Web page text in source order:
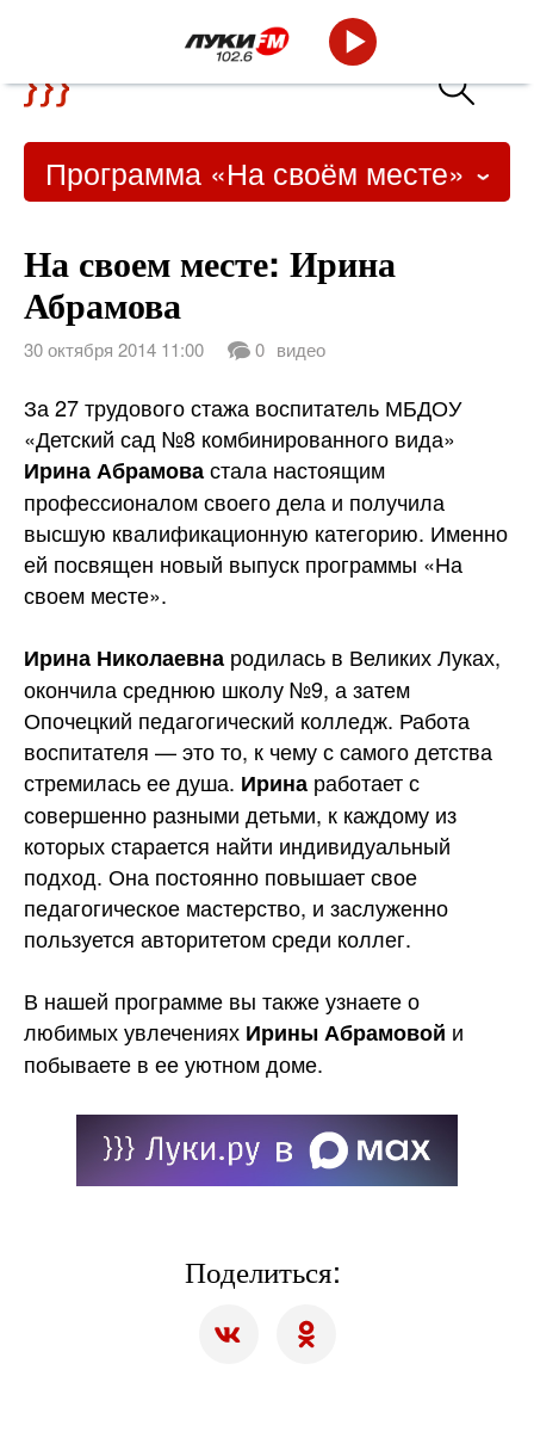
Программа «На своём месте»
На своем месте: Ирина
Абрамова
30 октября 2014 11:00 0 видео
За 27 трудового стажа воспитатель МБДОУ
«Детский сад №8 комбинированного вида»
Ирина Абрамовастала настоящим
профессионалом своего дела и получила
высшую квалификационную категорию. Именно
ей посвящен новый выпуск программы «На
своем месте».
Ирина Николаевна родилась в Великих Луках,
окончила среднюю школу №9, а затем
Опочецкий педагогический колледж. Работа
воспитателя — это то, к чему с самого детства
стремилась ее душа. Ирина работает с
совершенно разными детьми, к каждому из
которых старается найти индивидуальный
подход. Она постоянно повышает свое
педагогическое мастерство, и заслуженно
пользуется авторитетом среди коллег.
В нашей программе вы также узнаете о
любимых увлечениях Ирины Абрамовой и
побываете в ее уютном доме.
Поделиться: